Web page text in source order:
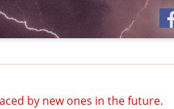
by new ones in the future.